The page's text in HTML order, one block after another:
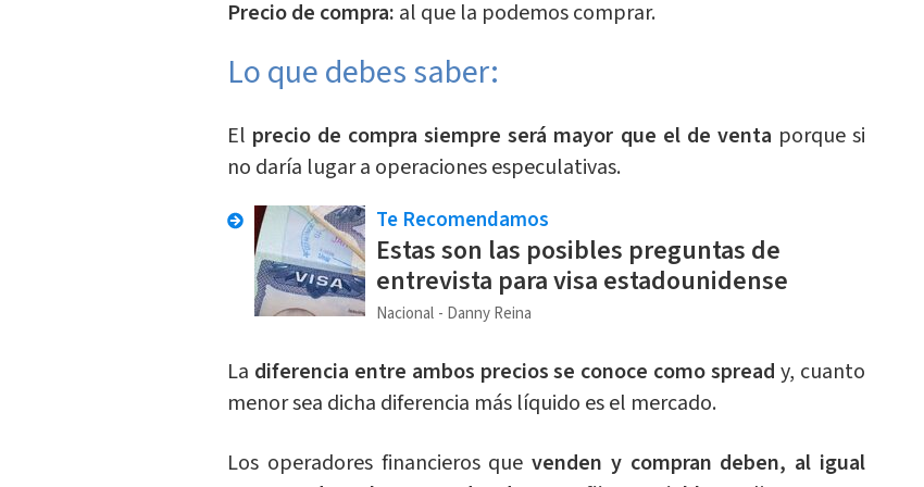
Precio de compra: al que la podemos comprar.
Lo que debes saber:
El precio de compra siempre será mayor que el de venta porque si
no daría lugar a operaciones especulativas.
Te Recomendamos
Estas son las posibles preguntas de
entrevista para visa estadounidense
Nacional Danny Reina
La diferencia entre ambos precios se conoce como spread y, cuanto
menor sea dicha diferencia más líquido es el mercado.
Los operadores financieros que venden y compran deben, al igual